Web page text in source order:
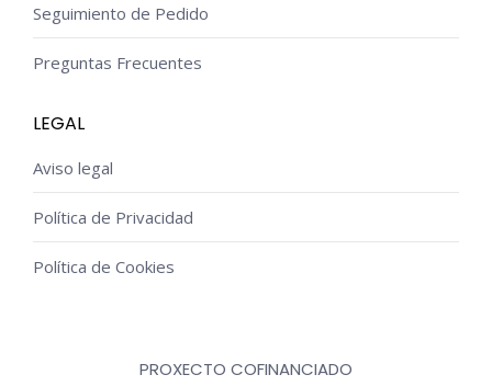
Seguimiento de Pedido
Preguntas Frecuentes
LEGAL
Aviso legal
Política de Privacidad
Política de Cookies
PROXECTO COFINANCIADO